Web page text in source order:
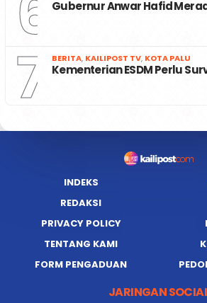
Gubernur Anwar Hafid
7 BERITA, KAILIPOST TV, KOTA PALU
Kementerian ESDM Perlu
INDEKS
REDAKSI
PRIVACY POLICY
TENTANG KAMI
FORM PENGADUAN
JARINGAN